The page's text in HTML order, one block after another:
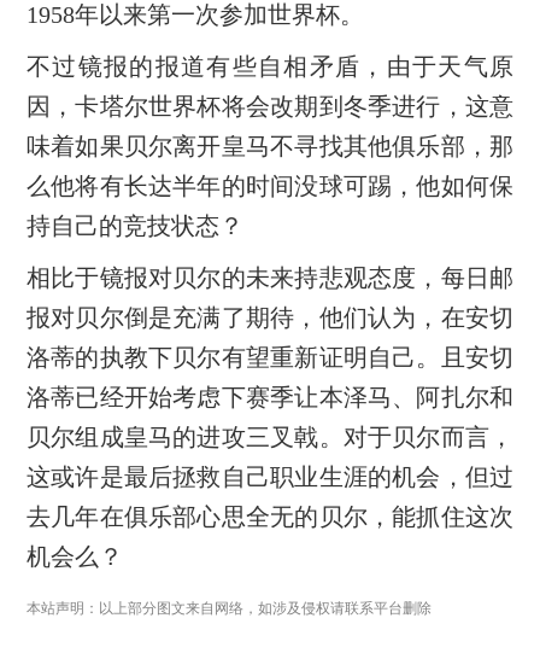
1958年以来第一次参加世界杯。
不过镜报的报道有些自相矛盾，由于天气原
因，卡塔尔世界杯将会改期到冬季进行，这意
味着如果贝尔离开皇马不寻找其他俱乐部，那
么他将有长达半年的时间没球可踢，他如何保
持自己的竞技状态？
相比于镜报对贝尔的未来持悲观态度，每日邮
报对贝尔倒是充满了期待，他们认为，在安切
洛蒂的执教下贝尔有望重新证明自己。且安切
洛蒂已经开始考虑下赛季让本泽马、阿扎尔和
贝尔组成皇马的进攻三叉戟。对于贝尔而言，
这或许是最后拯救自己职业生涯的机会，但过
去几年在俱乐部心思全无的贝尔，能抓住这次
机会么？
本站声明：以上部分图文来自网络，如涉及侵权请联系平台删除